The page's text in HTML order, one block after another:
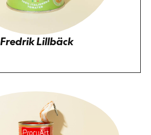
Fredrik Lillbäck